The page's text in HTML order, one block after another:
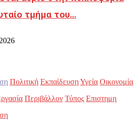
τμήμα του…
Πολιτική ΕκπαίδευσηΥγεία Οικονομία
Περιβάλλον Τύπος Επιστημη